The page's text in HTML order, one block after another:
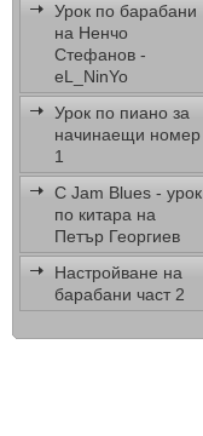
Урок по барабани
на Ненчо
Стефанов -
eL_NinYo
Урок по пиано за
начинаещи номер
1
C Jam Blues - урок
по китара на
Петър Георгиев
Настройване на
барабани част 2